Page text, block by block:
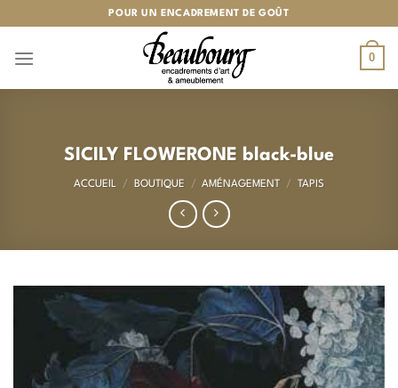
contenu
POUR UN ENCADREMENT DE GOÛT
0
SICILY FLOWERONE black-blue
ACCUEIL / BOUTIQUE / AMÉNAGEMENT / TAPIS